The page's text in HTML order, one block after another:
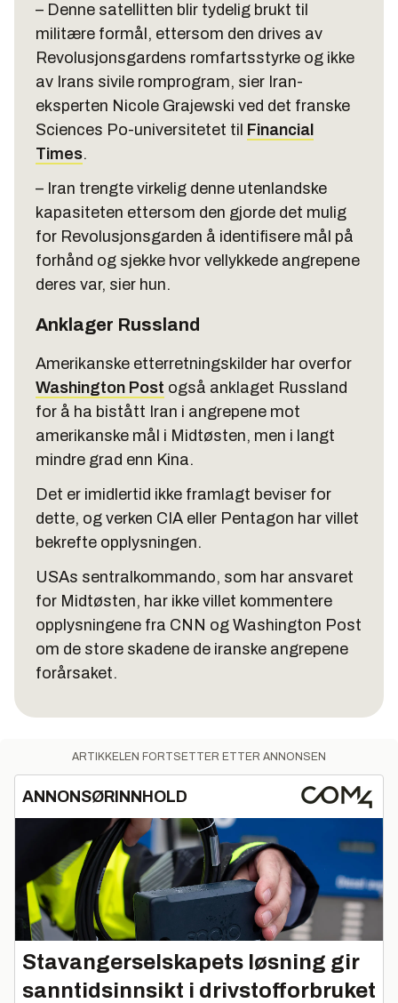
– Denne satellitten blir tydelig brukt til
militære formål, ettersom den drives av
Revolusjonsgardens romfartsstyrke og ikke
av Irans sivile romprogram, sier Iran-
eksperten Nicole Grajewski ved det franske
Sciences Po-universitetet til Financial
Times.
– Iran trengte virkelig denne utenlandske
kapasiteten ettersom den gjorde det mulig
for Revolusjonsgarden å identifisere mål på
forhånd og sjekke hvor vellykkede angrepene
deres var, sier hun.
Anklager Russland
Amerikanske etterretningskilder har overfor
Washington Post også anklaget Russland
for å ha bistått Iran i angrepene mot
amerikanske mål i Midtøsten, men i langt
mindre grad enn Kina.
Det er imidlertid ikke framlagt beviser for
dette, og verken CIA eller Pentagon har villet
bekrefte opplysningen.
USAs sentralkommando, som har ansvaret
for Midtøsten, har ikke villet kommentere
opplysningene fra CNN og Washington Post
om de store skadene de iranske angrepene
forårsaket.
ARTIKKELEN FORTSETTER ETTER ANNONSEN
ANNONSØRINNHOLD
Stavangerselskapets løsning gir
sanntidsinnsikt i drivstofforbruket